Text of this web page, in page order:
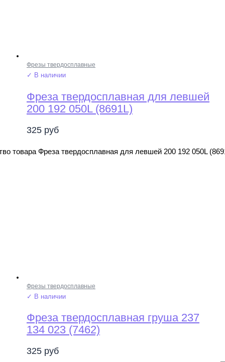
Фрезы твердосплавные
✓ В наличии
Фреза твердосплавная для левшей
200 192 050L (8691L)
325 руб
товара Фреза твердосплавная для левшей 200 192 050L
Фрезы твердосплавные
✓ В наличии
Фреза твердосплавная груша 237
134 023 (7462)
325 руб